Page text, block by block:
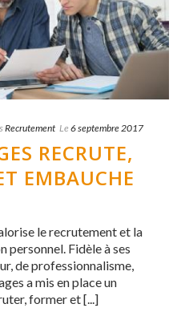
Recrutement Le 6 septembre 2017
RECRUTE,
EMBAUCHE
le recrutement et la
personnel. Fidèle à ses
de professionnalisme,
a mis en place un
former et [...]